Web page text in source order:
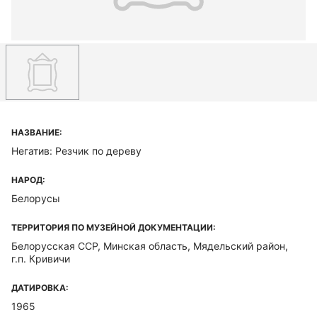
НАЗВАНИЕ:
Негатив: Резчик по дереву
НАРОД:
Белорусы
ТЕРРИТОРИЯ ПО МУЗЕЙНОЙ ДОКУМЕНТАЦИИ:
Белорусская ССР, Минская область, Мядельский район,
г.п. Кривичи
ДАТИРОВКА:
1965